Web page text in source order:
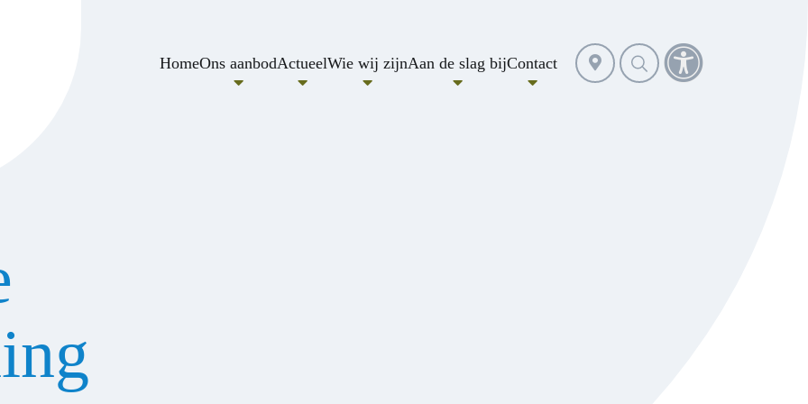
HomeOns aanbodActueelWie wij zijnAan de slag bijContact
Selecteer
locatie